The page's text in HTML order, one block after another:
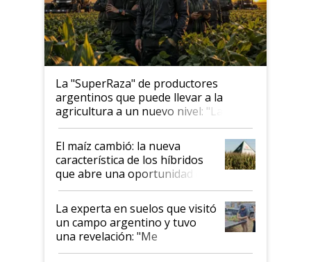
La "SuperRaza" de productores
argentinos que puede llevar a la
agricultura a un nuevo nivel: "Las
posibilidades de crecimiento son
infinitas"
El maíz cambió: la nueva
característica de los híbridos
que abre una oportunidad en
el lote
La experta en suelos que visitó
un campo argentino y tuvo
una revelación: "Me
impresionó mucho"